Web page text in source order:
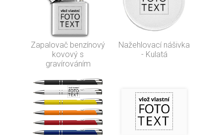
Zapalovač benzínový
kovový s
gravírováním
Nažehlovací nášivka
- Kulatá